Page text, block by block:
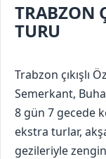
TRABZON
TURU
Trabzon çıkışlı
Semerkant,
8 gün 7 gecede
ekstra turlar,
gezileriyle